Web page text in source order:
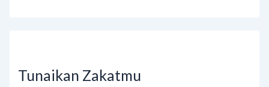
Tunaikan Zakatmu